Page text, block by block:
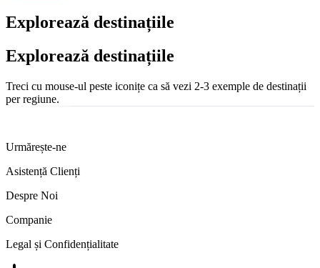
Explorează destinațiile
Explorează destinațiile
Treci cu mouse-ul peste iconițe ca să vezi 2-3 exemple de destinații
per regiune.
Urmărește-ne
Asistență Clienți
Despre Noi
Companie
Legal și Confidențialitate